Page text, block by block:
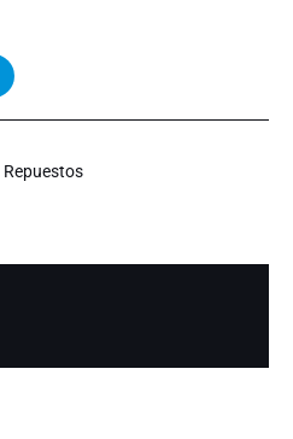
Repuestos